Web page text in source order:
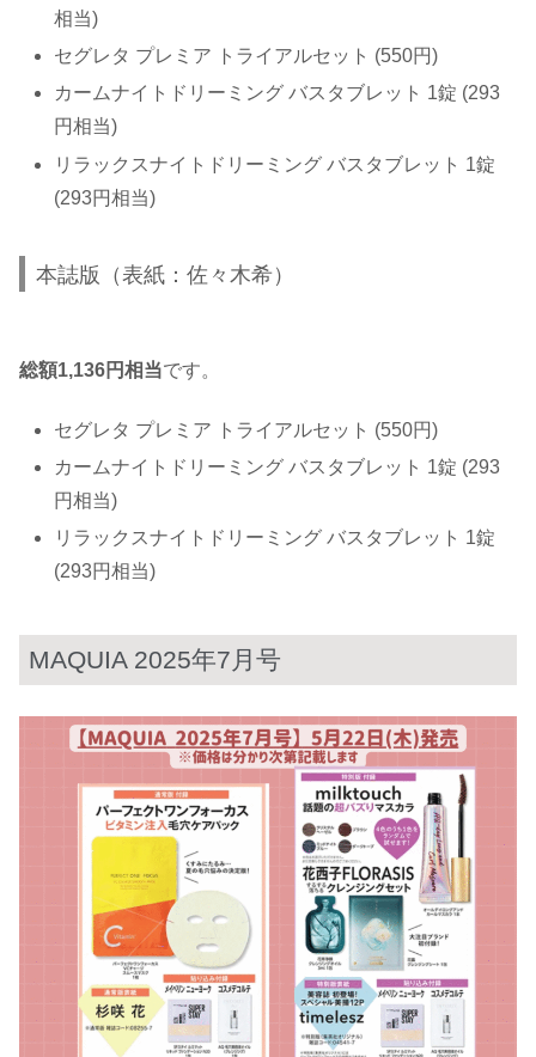
相当)
セグレタ プレミア トライアルセット (550円)
カームナイトドリーミング バスタブレット 1錠 (293
円相当)
リラックスナイトドリーミング バスタブレット 1錠
(293円相当)
本誌版（表紙：佐々木希）
総額1,136円相当です。
セグレタ プレミア トライアルセット (550円)
カームナイトドリーミング バスタブレット 1錠 (293
円相当)
リラックスナイトドリーミング バスタブレット 1錠
(293円相当)
MAQUIA 2025年7月号